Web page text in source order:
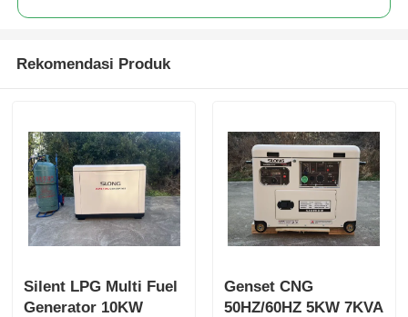
Rekomendasi Produk
Silent LPG Multi Fuel
Generator 10KW
Genset CNG
50HZ/60HZ 5KW 7KVA